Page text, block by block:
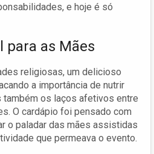
e hoje é só
para as Mães
religiosas, um delicioso
a importância de nutrir
também os laços afetivos entre
O cardápio foi pensado com
o paladar das mães assistidas
que permeava o evento.